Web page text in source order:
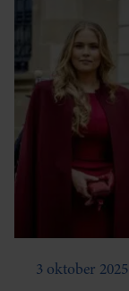
3 oktober 2025